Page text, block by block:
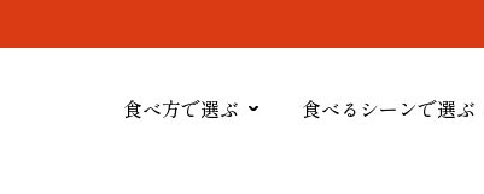
食べ方で選ぶ 食べるシーンで選ぶ